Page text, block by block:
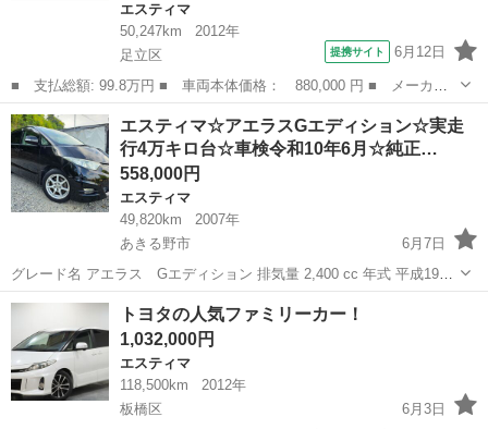
エスティマ
50,247km
2012年
足立区
提携サイト 6月12日
■ 支払総額: 99.8万円 ■ 車両本体価格： 880,000 円 ■ メーカー
名： トヨタ ■ 車種名： エスティマ ■ グレード名： ２．４ア
エラス Ｇエディション 両側スライドドア 純正ナビ バックモニ
ター ■ 排...
東京 足立区 エスティマ
エスティマ☆アエラスGエディション☆実走
行4万キロ台☆車検令和10年6月☆純正…
558,000円
エスティマ
49,820km
2007年
あきる野市
6月7日
グレード名 アエラス Gエディション 排気量 2,400 cc 年式 平成19年
(2007年) 3月 輸入車モデル年式 - 走行距離 49,820 km 走行距離の状態
実走行 色系統 クロ系 ...
東京 あきる野市 エスティマ
トヨタの人気ファミリーカー！
1,032,000円
エスティマ
118,500km
2012年
板橋区
6月3日